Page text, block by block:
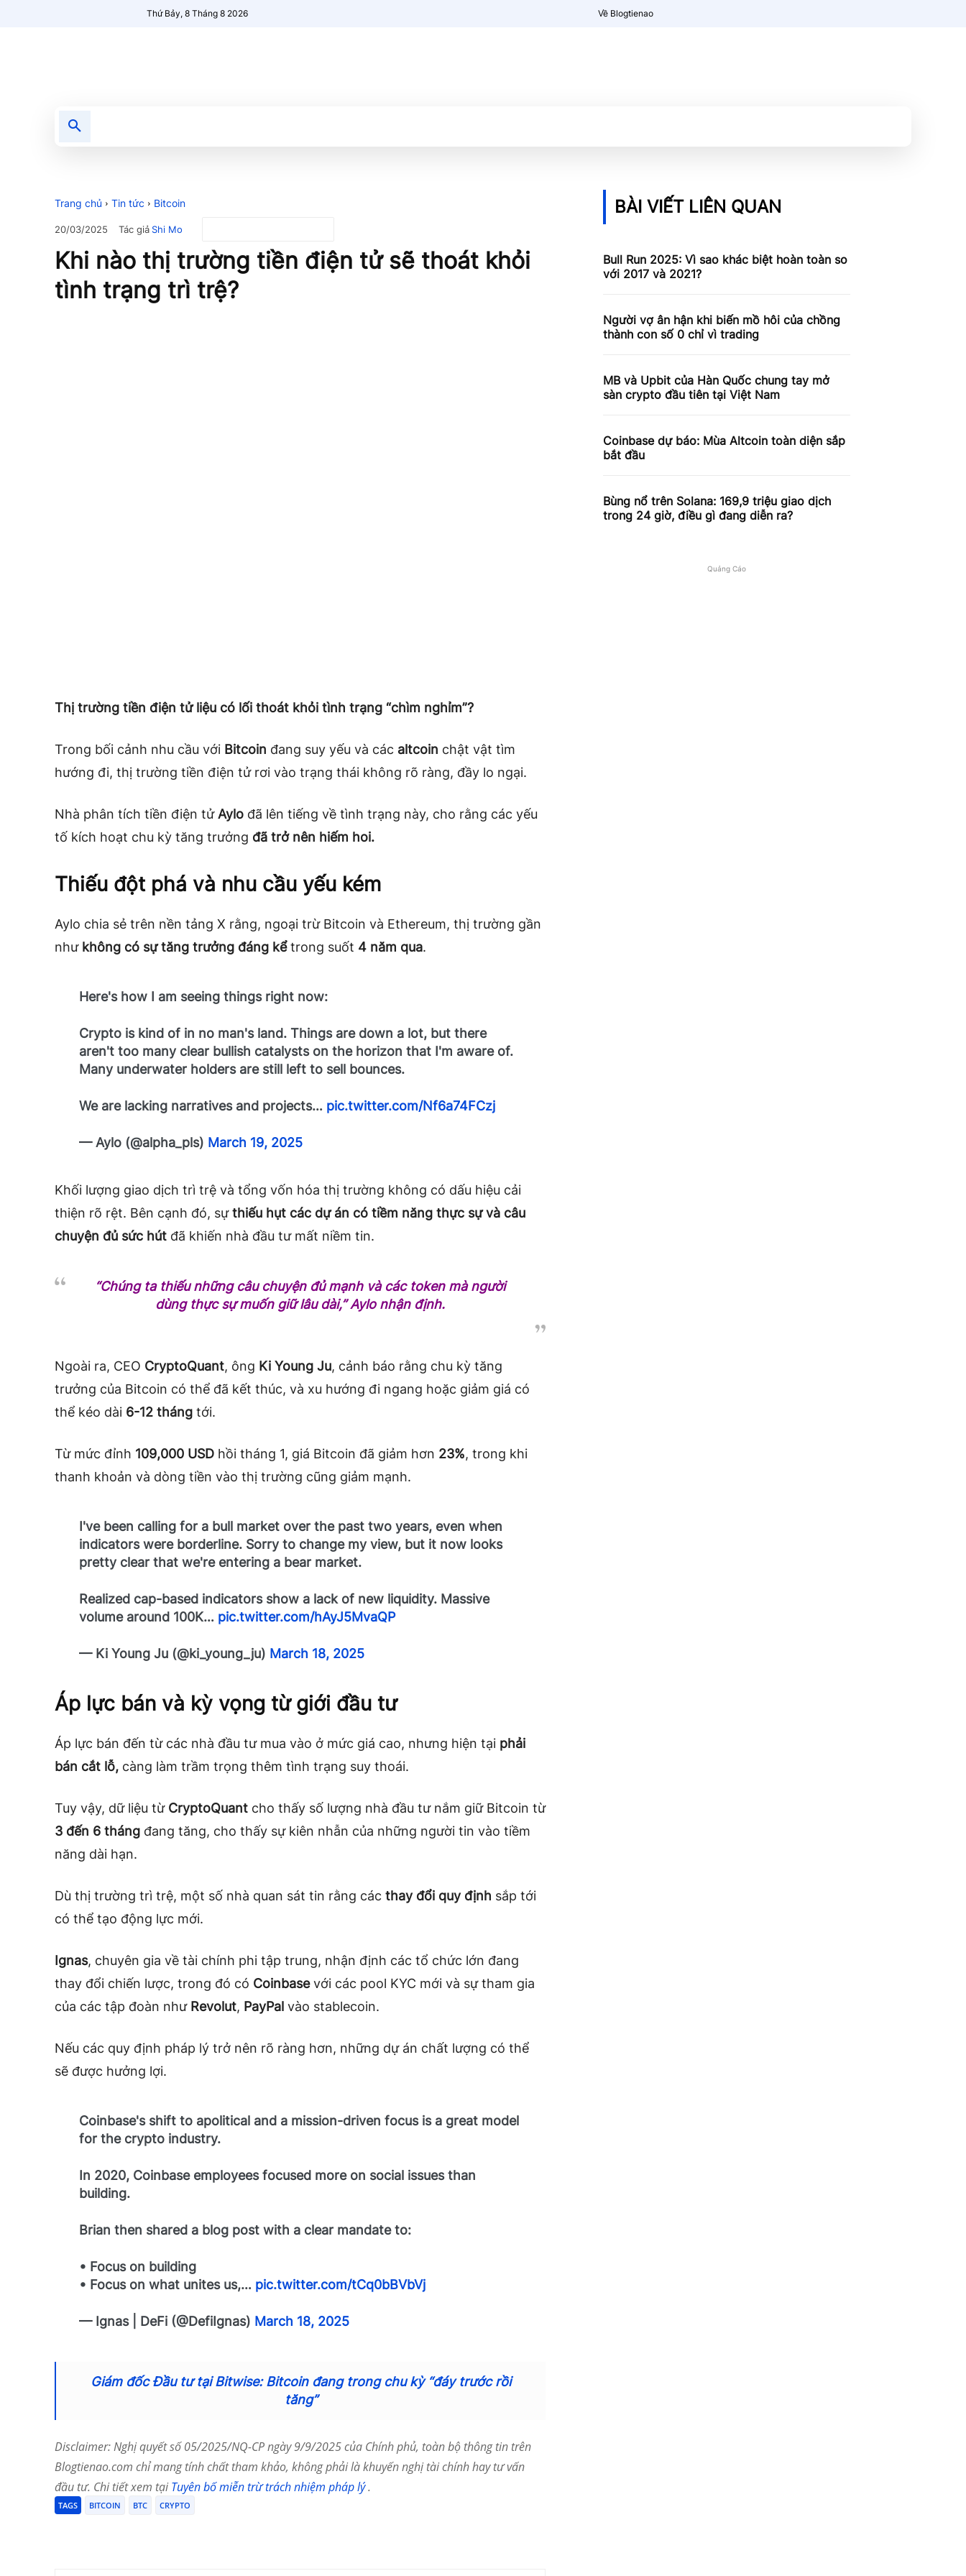
Thứ Bảy, 8 Tháng 8 2026 Về Blogtienao
Trang chủ Tin tức Bitcoin
20/03/2025 Tác giảShi Mo
Khi nào thị trường tiền điện tử sẽ thoát khỏi
tình trạng trì trệ?
Thị trường tiền điện tử liệu có lối thoát khỏi tình trạng “chìm nghỉm”?
Trong bối cảnh nhu cầu với Bitcoin đang suy yếu và các altcoin chật vật tìm
hướng đi, thị trường tiền điện tử rơi vào trạng thái không rõ ràng, đầy lo ngại.
Nhà phân tích tiền điện tửAylo đã lên tiếng về tình trạng này, cho rằng các yếu
tố kích hoạt chu kỳ tăng trưởng đã trở nên hiếm hoi.
Thiếu đột phá và nhu cầu yếu kém
Aylo chia sẻ trên nền tảng X rằng, ngoại trừ Bitcoin và Ethereum, thị trường gần
như không có sự tăng trưởng đáng kểtrong suốt 4 năm qua.
Here's how I am seeing things right now:
Crypto is kind of in no man's land. Things are down a lot, but there
aren't too many clear bullish catalysts on the horizon that I'm aware of.
Many underwater holders are still left to sell bounces.
We are lacking narratives and projects… pic.twitter.com/Nf6a74FCzj
— Aylo (@alpha_pls) March 19, 2025
Khối lượng giao dịch trì trệ và tổng vốn hóa thị trường không có dấu hiệu cải
thiện rõ rệt. Bên cạnh đó, sựthiếu hụt các dự án có tiềm năng thực sự và câu
chuyện đủ sức hút đã khiến nhà đầu tư mất niềm tin.
“Chúng ta thiếu những câu chuyện đủ mạnh và các token mà người
dùng thực sự muốn giữ lâu dài,” Aylo nhận định.
Ngoài ra, CEO CryptoQuant, ông Ki Young Ju, cảnh báo rằng chu kỳ tăng
trưởng của Bitcoin có thể đã kết thúc, và xu hướng đi ngang hoặc giảm giá có
thể kéo dài 6-12 tháng tới.
Từ mức đỉnh 109,000 USD hồi tháng 1, giá Bitcoin đã giảm hơn 23%, trong khi
thanh khoản và dòng tiền vào thị trường cũng giảm mạnh.
I've been calling for a bull market over the past two years, even when
indicators were borderline. Sorry to change my view, but it now looks
pretty clear that we're entering a bear market.
Realized cap-based indicators show a lack of new liquidity. Massive
volume around 100K… pic.twitter.com/hAyJ5MvaQP
— Ki Young Ju (@ki_young_ju) March 18, 2025
Áp lực bán và kỳ vọng từ giới đầu tư
Áp lực bán đến từ các nhà đầu tư mua vào ở mức giá cao, nhưng hiện tại phải
bán cắt lỗ, càng làm trầm trọng thêm tình trạng suy thoái.
Tuy vậy, dữ liệu từ CryptoQuant cho thấy số lượng nhà đầu tư nắm giữ Bitcoin từ
3 đến 6 tháng đang tăng, cho thấy sự kiên nhẫn của những người tin vào tiềm
năng dài hạn.
Dù thị trường trì trệ, một số nhà quan sát tin rằng các thay đổi quy định sắp tới
có thể tạo động lực mới.
Ignas, chuyên gia về tài chính phi tập trung, nhận định các tổ chức lớn đang
thay đổi chiến lược, trong đó có Coinbasevới các pool KYC mới và sự tham gia
của các tập đoàn như Revolut, PayPal vào stablecoin.
Nếu các quy định pháp lý trở nên rõ ràng hơn, những dự án chất lượng có thể
sẽ được hưởng lợi.
Coinbase's shift to apolitical and a mission-driven focus is a great model
for the crypto industry.
In 2020, Coinbase employees focused more on social issues than
building.
Brian then shared a blog post with a clear mandate to:
• Focus on building
• Focus on what unites us,… pic.twitter.com/tCq0bBVbVj
— Ignas | DeFi (@DefiIgnas) March 18, 2025
Giám đốc Đầu tư tại Bitwise: Bitcoin đang trong chu kỳ “đáy trước rồi
tăng”
Disclaimer: Nghị quyết số 05/2025/NQ-CP ngày 9/9/2025 của Chính phủ, toàn bộ thông tin trên
Blogtienao.com chỉ mang tính chất tham khảo, không phải là khuyến nghị tài chính hay tư vấn
đầu tư. Chi tiết xem tạiTuyên bố miễn trừ trách nhiệm pháp lý.
TAGS BITCOIN BTC CRYPTO
BÀI VIẾT LIÊN QUAN
Bull Run 2025: Vì sao khác biệt hoàn toàn so
với 2017 và 2021?
Người vợ ân hận khi biến mồ hôi của chồng
thành con số 0 chỉ vì trading
MB và Upbit của Hàn Quốc chung tay mở
sàn crypto đầu tiên tại Việt Nam
Coinbase dự báo: Mùa Altcoin toàn diện sắp
bắt đầu
Bùng nổ trên Solana: 169,9 triệu giao dịch
trong 24 giờ, điều gì đang diễn ra?
Quảng Cáo